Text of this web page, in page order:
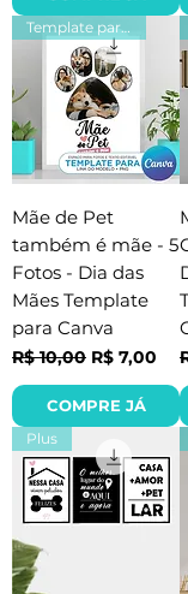
Template para Canva
Mãe de Pet
também é mãe - 5
Fotos - Dia das
Mães Template
para Canva
Preço normal
R$ 10,00 Preço
R$ 7,00
COMPRE JÁ
Plus